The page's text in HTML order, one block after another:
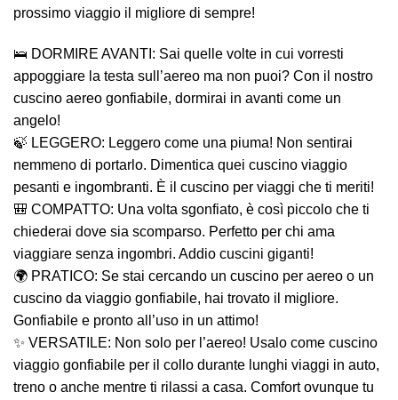
prossimo viaggio il migliore di sempre!
🛌 DORMIRE AVANTI: Sai quelle volte in cui vorresti
appoggiare la testa sull’aereo ma non puoi? Con il nostro
cuscino aereo gonfiabile, dormirai in avanti come un
angelo!
🍃 LEGGERO: Leggero come una piuma! Non sentirai
nemmeno di portarlo. Dimentica quei cuscino viaggio
pesanti e ingombranti. È il cuscino per viaggi che ti meriti!
🎒 COMPATTO: Una volta sgonfiato, è così piccolo che ti
chiederai dove sia scomparso. Perfetto per chi ama
viaggiare senza ingombri. Addio cuscini giganti!
🌍 PRATICO: Se stai cercando un cuscino per aereo o un
cuscino da viaggio gonfiabile, hai trovato il migliore.
Gonfiabile e pronto all’uso in un attimo!
✨ VERSATILE: Non solo per l’aereo! Usalo come cuscino
viaggio gonfiabile per il collo durante lunghi viaggi in auto,
treno o anche mentre ti rilassi a casa. Comfort ovunque tu